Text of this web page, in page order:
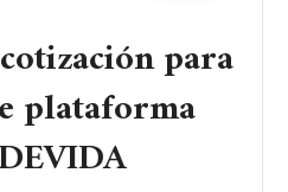
para
plataforma